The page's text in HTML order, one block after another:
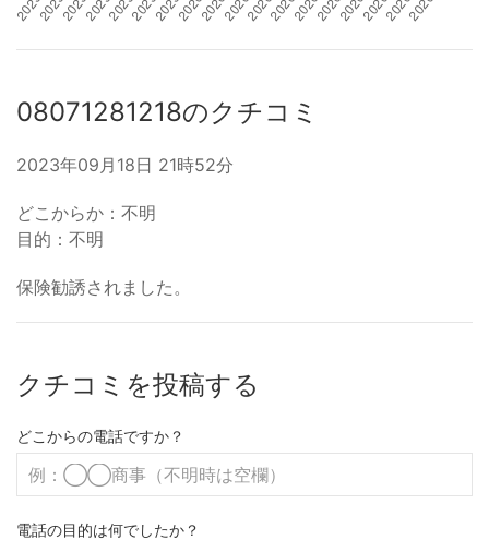
08071281218のクチコミ
2023年09月18日 21時52分
どこからか：不明
目的：不明
保険勧誘されました。
クチコミを投稿する
どこからの電話ですか？
電話の目的は何でしたか？